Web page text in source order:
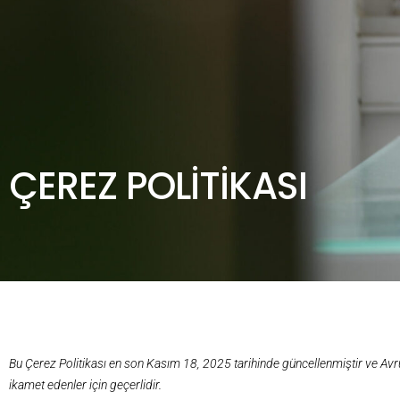
ÇEREZ POLITIKASI
Bu Çerez Politikası en son Kasım 18, 2025 tarihinde güncellenmiştir ve
ikamet edenler için geçerlidir.